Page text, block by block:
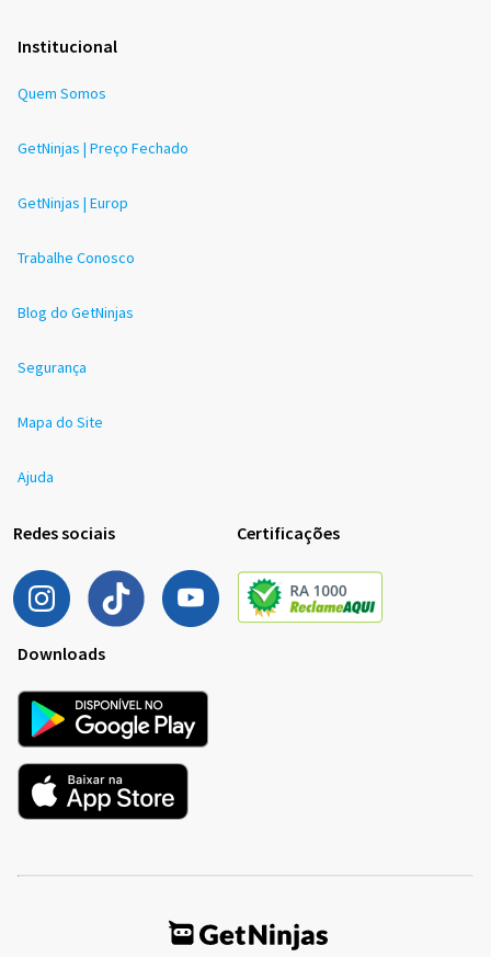
Institucional
Quem Somos
GetNinjas | Preço Fechado
GetNinjas | Europ
Trabalhe Conosco
Blog do GetNinjas
Segurança
Mapa do Site
Ajuda
Redes sociais Certificações
Downloads